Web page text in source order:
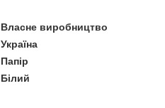
Власне виробництво
Україна
Папір
Білий